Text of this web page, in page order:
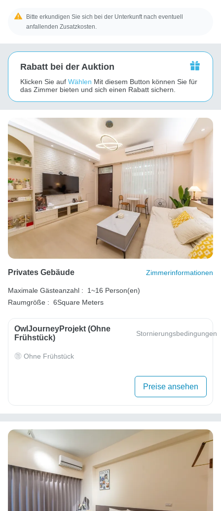
Bitte erkundigen Sie sich bei der Unterkunft nach eventuell
anfallenden Zusatzkosten.
Rabatt bei der Auktion
Klicken Sie auf Wählen Mit diesem Button können Sie für
das Zimmer bieten und sich einen Rabatt sichern.
Privates Gebäude Zimmerinformationen
Maximale Gästeanzahl :
1~16 Person(en)
Raumgröße : 6Square Meters
OwlJourneyProjekt (ohne
Frühstück)
Stornierungsbedingungen
Ohne Frühstück
Preise ansehen